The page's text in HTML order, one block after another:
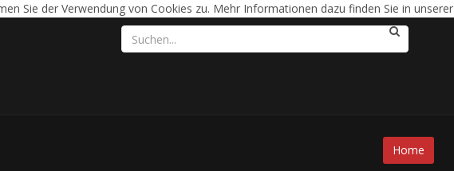
Sie der Verwendung von Cookies zu. Mehr Informationen dazu finden Sie in unserer
Home